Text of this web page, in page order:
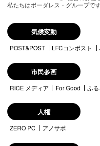
私たちはボーダレス・グループです
気候変動
POST&POST LFCコンポスト
市民参画
RICE メディア For Good ふ
人権
ZERO PC アノサポ